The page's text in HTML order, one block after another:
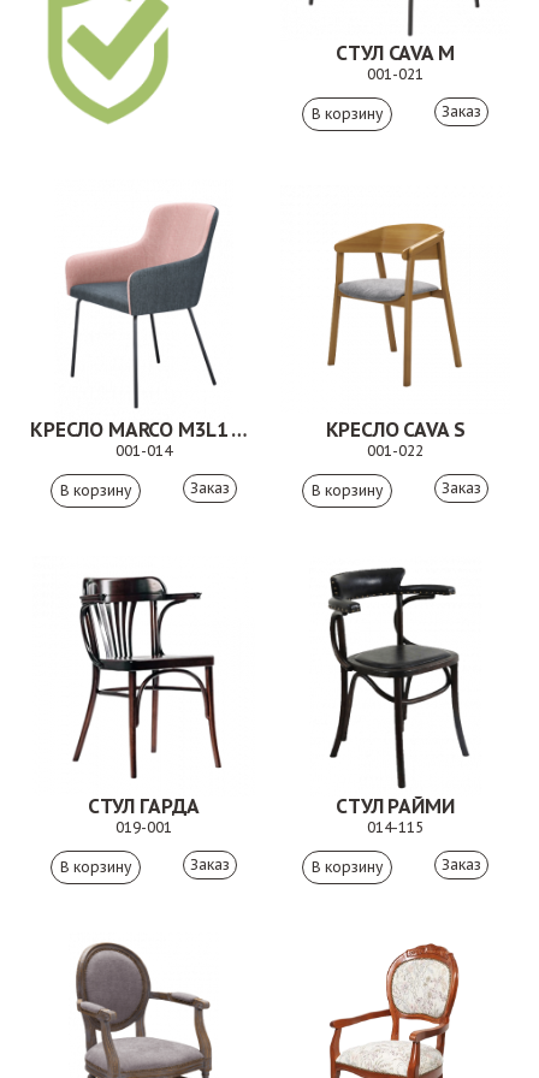
СТУЛ CAVA M
001-021
Заказ
КРЕСЛО MARCO M3L1 ХРОМ
001-014
Заказ
КРЕСЛО CAVA S
001-022
Заказ
СТУЛ ГАРДА
019-001
Заказ
СТУЛ РАЙМИ
014-115
Заказ